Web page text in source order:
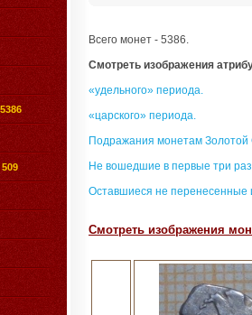
5386
509
Всего монет - 5386.
Смотреть изображения
«удельного» периода.
«царского» периода.
Подражания монетам
Не вошедшие в первые три
Оставшиеся не перенесенные
Смотреть изображения